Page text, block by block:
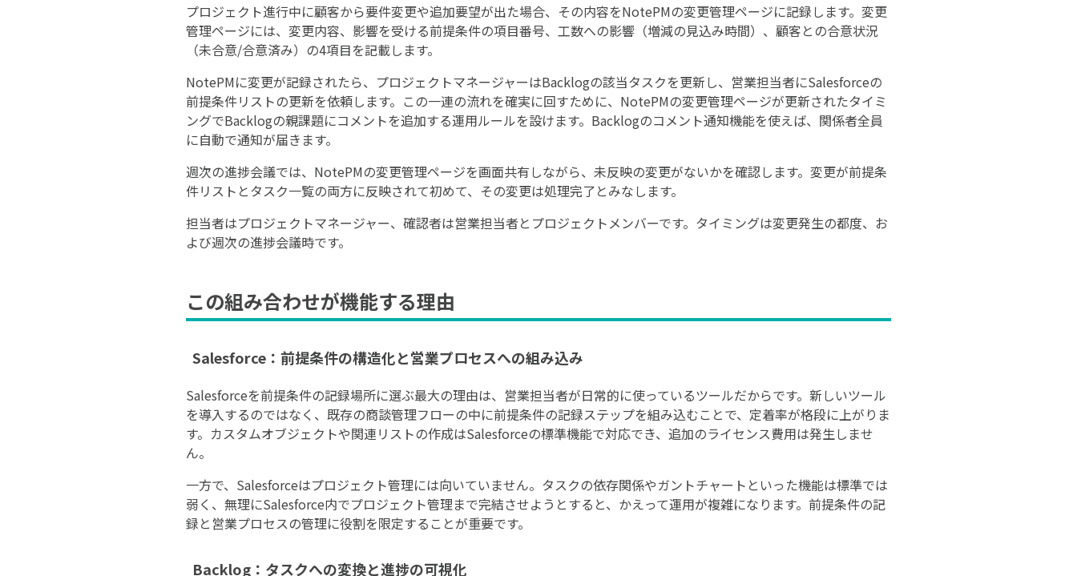
プロジェクト進行中に顧客から要件変更や追加要望が出た場合、その内容をNotePMの変更管理ページに記録します。変更
管理ページには、変更内容、影響を受ける前提条件の項目番号、工数への影響（増減の見込み時間）、顧客との合意状況
（未合意/合意済み）の4項目を記載します。
NotePMに変更が記録されたら、プロジェクトマネージャーはBacklogの該当タスクを更新し、営業担当者にSalesforceの
前提条件リストの更新を依頼します。この一連の流れを確実に回すために、NotePMの変更管理ページが更新されたタイミ
ングでBacklogの親課題にコメントを追加する運用ルールを設けます。Backlogのコメント通知機能を使えば、関係者全員
に自動で通知が届きます。
週次の進捗会議では、NotePMの変更管理ページを画面共有しながら、未反映の変更がないかを確認します。変更が前提条
件リストとタスク一覧の両方に反映されて初めて、その変更は処理完了とみなします。
担当者はプロジェクトマネージャー、確認者は営業担当者とプロジェクトメンバーです。タイミングは変更発生の都度、お
よび週次の進捗会議時です。
この組み合わせが機能する理由
Salesforce：前提条件の構造化と営業プロセスへの組み込み
Salesforceを前提条件の記録場所に選ぶ最大の理由は、営業担当者が日常的に使っているツールだからです。新しいツール
を導入するのではなく、既存の商談管理フローの中に前提条件の記録ステップを組み込むことで、定着率が格段に上がりま
す。カスタムオブジェクトや関連リストの作成はSalesforceの標準機能で対応でき、追加のライセンス費用は発生しませ
ん。
一方で、Salesforceはプロジェクト管理には向いていません。タスクの依存関係やガントチャートといった機能は標準では
弱く、無理にSalesforce内でプロジェクト管理まで完結させようとすると、かえって運用が複雑になります。前提条件の記
録と営業プロセスの管理に役割を限定することが重要です。
Backlog：タスクへの変換と進捗の可視化